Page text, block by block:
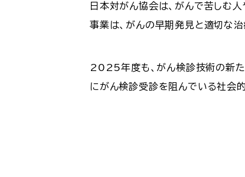
日本対がん協会は、がんで苦しむ
事業は、がんの早期発見と適切な
2025年度も、がん検診技術の新た
にがん検診受診を阻んでいる社会